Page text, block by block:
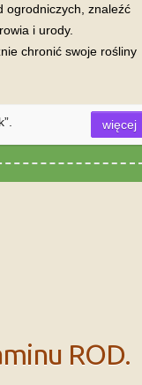
ogrodniczych, znaleźć
i urody.
chronić swoje rośliny
więcej
ROD.